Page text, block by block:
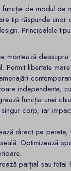
de modul de
tip răspunde unor
Principalele
montează
Permit libertate
independente,
funcția unei
corp, iar
direct pe perete,
Optimizează
parțial sau total